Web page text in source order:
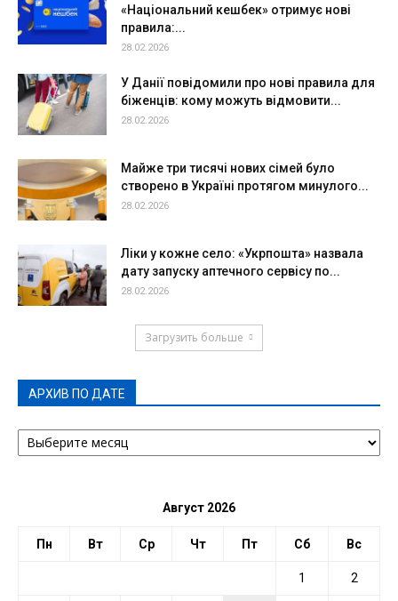
«Національний кешбек» отримує нові
правила:...
28.02.2026
У Данії повідомили про нові правила для
біженців: кому можуть відмовити...
28.02.2026
Майже три тисячі нових сімей було
створено в Україні протягом минулого...
28.02.2026
Ліки у кожне село: «Укрпошта» назвала
дату запуску аптечного сервісу по...
28.02.2026
Загрузить больше
АРХИВ ПО ДАТЕ
АРХИВ
ПО
Август 2026
Пн Вт Ср Чт Пт Сб Вс
1 2